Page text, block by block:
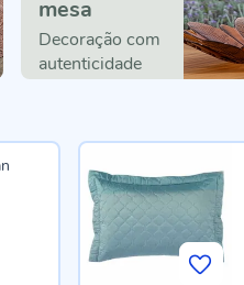
mesa
Decoração com
autenticidade